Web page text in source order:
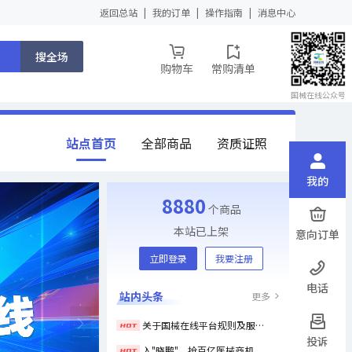
返回总站 我的订单 操作指南 消息中心
搜全场
购物车 常购清单
国械在线公众号
站点首页 全部商品 资质证照
8880 个商品
本站已上架
立即登录 我要注册
站内头条 更多
关于国械在线平台规则及服务协议调整的公告
我的
意向订单
电话
投诉